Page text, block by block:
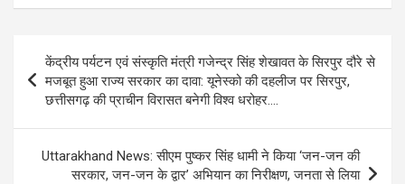
ce
b
o
o
k
se
g
er
at
s
A
p
p
e
gr
a
m
ail py
n
k
ar
e
Post
navigation
केंद्रीय पर्यटन एवं संस्कृति मंत्री गजेन्द्र सिंह शेखावत के सिरपुर दौरे से
मजबूत हुआ राज्य सरकार का दावा: यूनेस्को की दहलीज पर सिरपुर,
छत्तीसगढ़ की प्राचीन विरासत बनेगी विश्व धरोहर….
Uttarakhand News: सीएम पुष्कर सिंह धामी ने किया ‘जन-जन की
सरकार, जन-जन के द्वार’ अभियान का निरीक्षण, जनता से लिया